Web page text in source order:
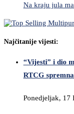
Na kraju jula
Najčitanije vijesti:
“Vijesti” i dio
RTCG
Ponedjeljak, 17